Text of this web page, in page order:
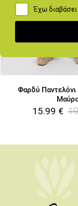
Φαρδύ
15.99 €
Έχω